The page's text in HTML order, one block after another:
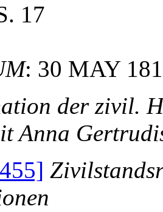
17
: 30 MAY
der zivil.
Anna